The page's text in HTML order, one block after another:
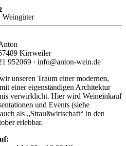
Weingüter
Kirrweiler
952069 · info@anton-wein.de
unseren Traum einer modernen,
einer eigenständigen Architektur
verwirklicht. Hier wird Weineinkauf
und Events (siehe
als „Straußwirtschaft“ in den
erlebbar.